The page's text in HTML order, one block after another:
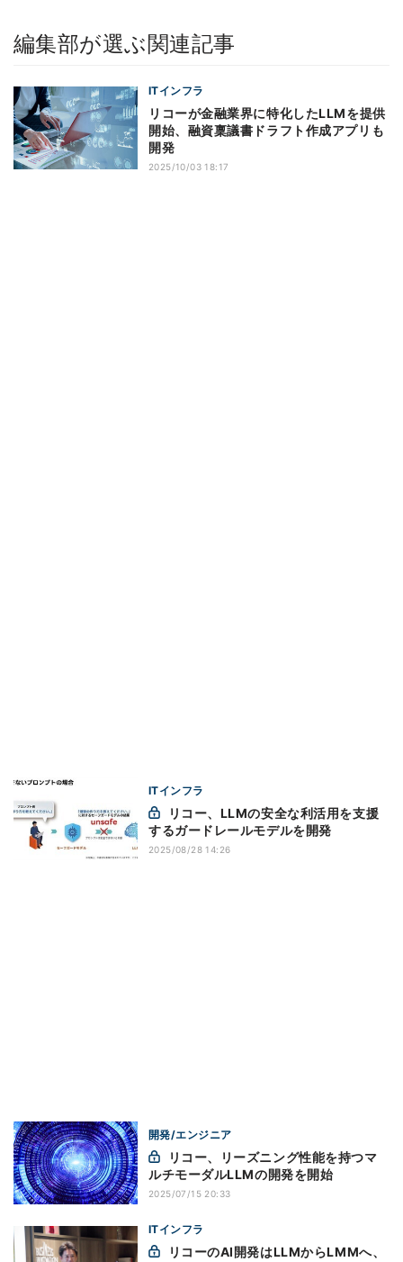
編集部が選ぶ関連記事
ITインフラ
リコーが金融業界に特化したLLMを提供
開始、融資稟議書ドラフト作成アプリも
開発
2025/10/03 18:17
ITインフラ
するガードレールモデルを開発
2025/08/28 14:26
開発/エンジニア
ルチモーダルLLMの開発を開始
2025/07/15 20:33
ITインフラ